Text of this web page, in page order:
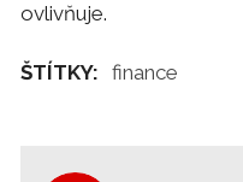
ovlivňuje.
ŠTÍTKY: finance